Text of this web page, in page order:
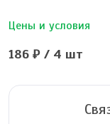
Цены и условия
186 ₽ / 4 шт